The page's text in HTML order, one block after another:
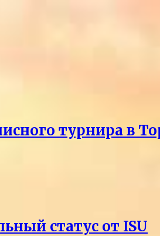
турнира в
статус от ISU